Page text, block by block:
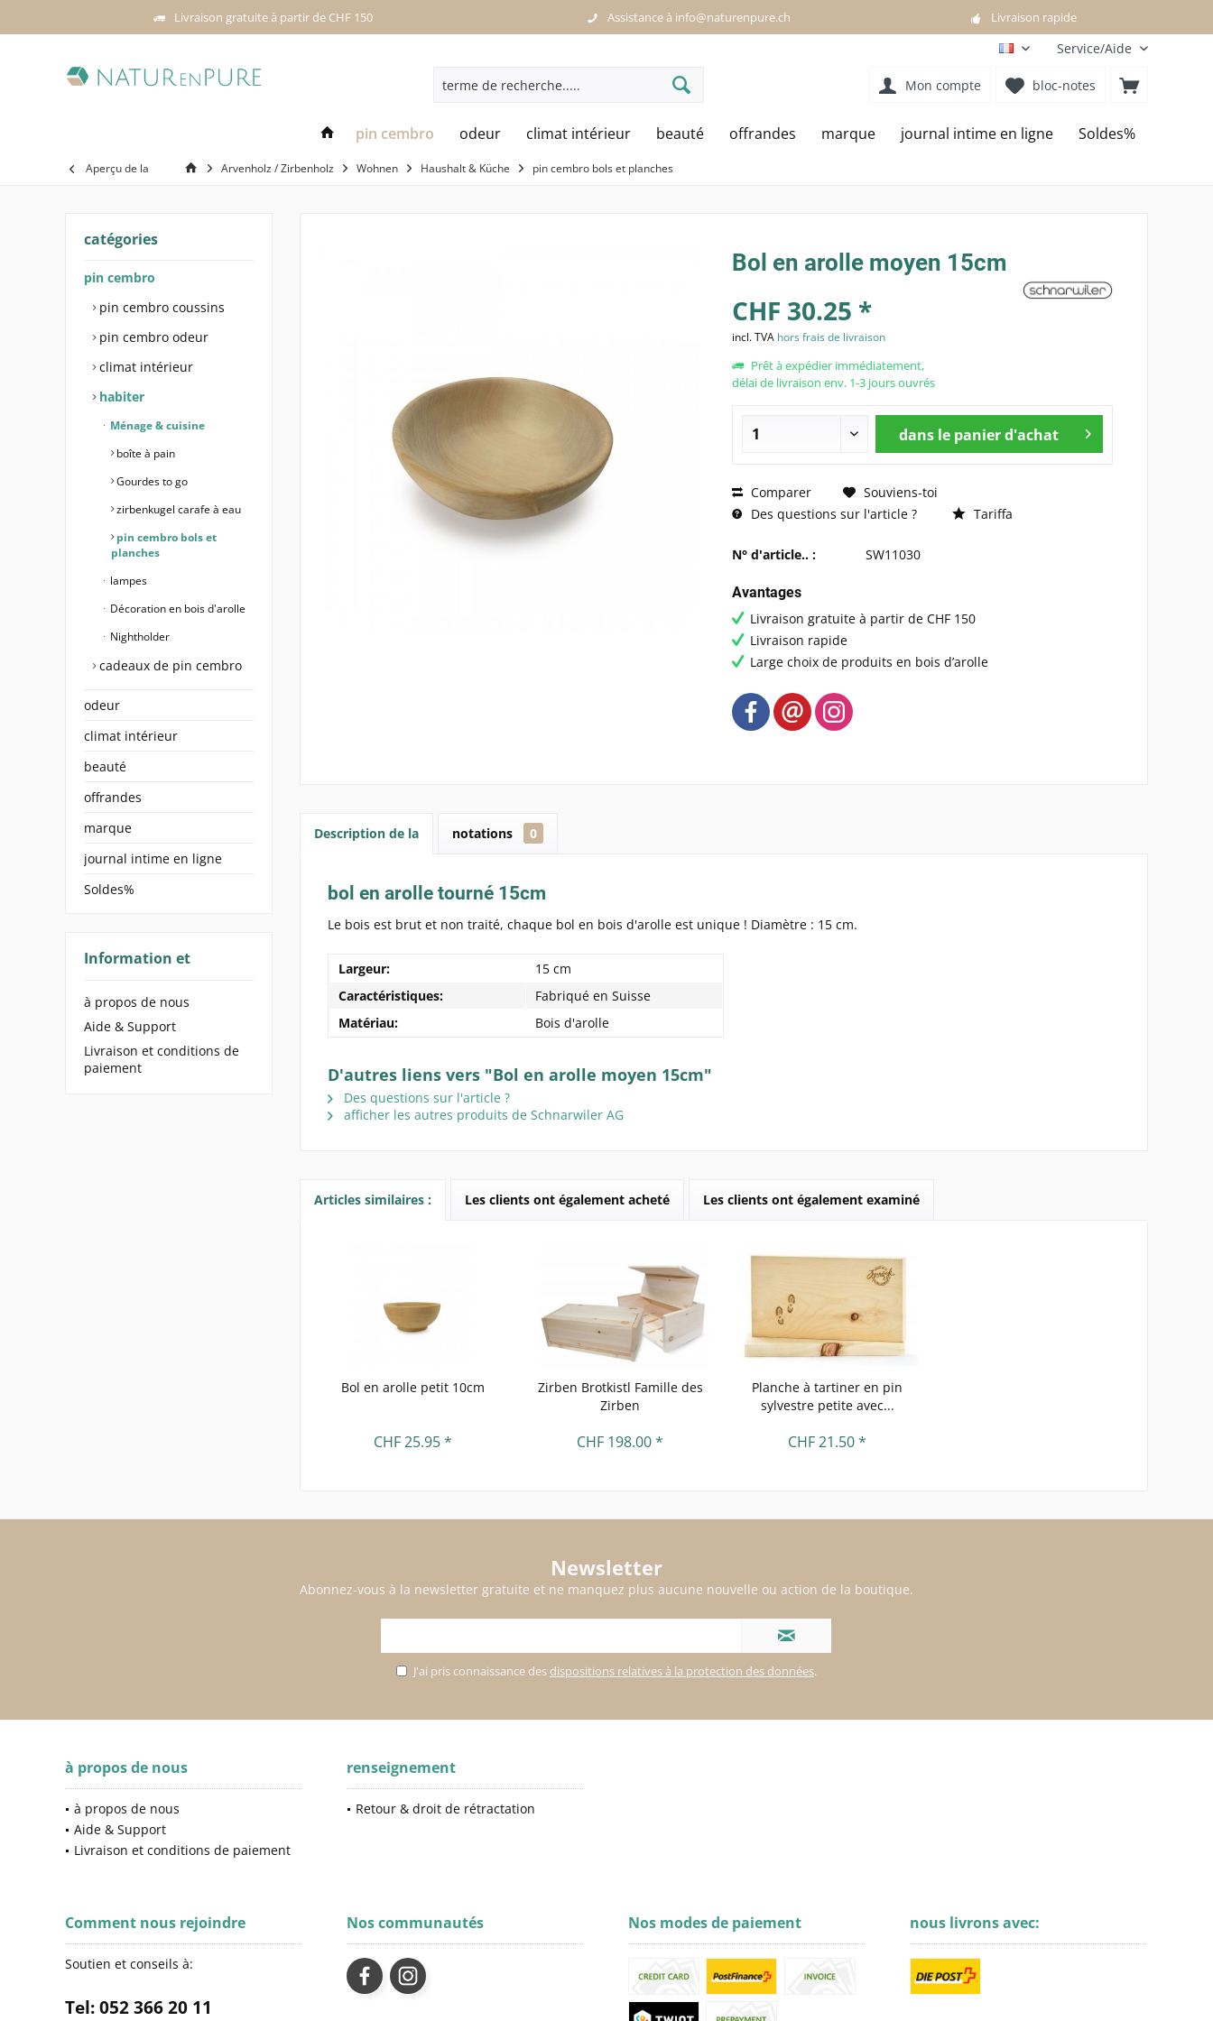
Livraison gratuite à partir de CHF 150 Assistance à info@naturenpure.ch Livraison rapide
FR Service/Aide
bloc-notes
Mon compte
pin cembro odeur climat intérieur beauté offrandes marque journal intime en ligne Soldes%
Aperçu de la Arvenholz / Zirbenholz Wohnen Haushalt & Küche pin cembro bols et planches
catégories
pin cembro
pin cembro coussins
pin cembro odeur
climat intérieur
habiter
Ménage & cuisine
boîte à pain
Gourdes to go
zirbenkugel carafe à eau
pin cembro bols et
planches
lampes
Décoration en bois d'arolle
Nightholder
cadeaux de pin cembro
odeur
climat intérieur
beauté
offrandes
marque
journal intime en ligne
Soldes%
Information et
à propos de nous
Aide & Support
Livraison et conditions de
paiement
Bol en arolle moyen 15cm
CHF 30.25 *
incl. TVA hors frais de livraison
Prêt à expédier immédiatement,
délai de livraison env. 1-3 jours ouvrés
dans le panier d'achat
Comparer
Souviens-toi
Des questions sur l'article ?
Tariffa
N° d'article.. : SW11030
Avantages
Livraison gratuite à partir de CHF 150
Livraison rapide
Large choix de produits en bois d’arolle
Description de la notations 0
bol en arolle tourné 15cm
Le bois est brut et non traité, chaque bol en bois d'arolle est unique ! Diamètre : 15 cm.
Largeur:
15 cm
Caractéristiques:
Fabriqué en Suisse
Matériau:
Bois d'arolle
D'autres liens vers "Bol en arolle moyen 15cm"
Des questions sur l'article ?
afficher les autres produits de Schnarwiler AG
Articles similaires : Les clients ont également acheté Les clients ont également examiné
Bol en arolle petit 10cm
CHF 25.95 *
Zirben Brotkistl Famille des
Zirben
CHF 198.00 *
Planche à tartiner en pin
sylvestre petite avec...
CHF 21.50 *
Newsletter
Abonnez-vous à la newsletter gratuite et ne manquez plus aucune nouvelle ou action de la boutique.
J'ai pris connaissance des dispositions relatives à la protection des données.
à propos de nous
à propos de nous
Aide & Support
Livraison et conditions de paiement
renseignement
Retour & droit de rétractation
Comment nous rejoindre
Soutien et conseils à:
Tel: 052 366 20 11
Nos communautés Nos modes de paiement nous livrons avec: